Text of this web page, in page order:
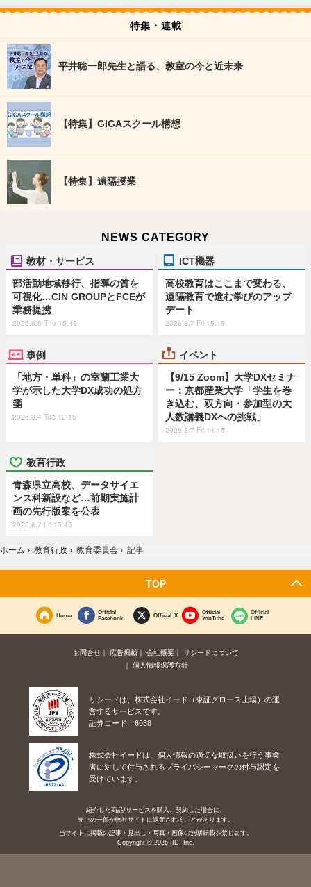
特集・連載
平井聡一郎先生と語る、教室の今と近未来
【特集】GIGAスクール構想
【特集】遠隔授業
NEWS CATEGORY
教材・サービス
部活動地域移行、指導の質を
可視化…CIN GROUPとFCEが
業務提携
2026.8.6 Thu 15:45
ICT機器
高校教育はここまで変わる、
遠隔教育で進む学びのアップ
デート
2026.8.7 Fri 15:15
事例
「地方・単科」の室蘭工業大
学が示した大学DX成功の処方
箋
2026.8.4 Tue 12:15
イベント
【9/15 Zoom】大学DXセミナ
ー：京都産業大学「学生を巻
き込む、双方向・参加型の大
人数講義DXへの挑戦」
2026.8.7 Fri 14:15
教育行政
青森県立高校、データサイエ
ンス科新設など…前期実施計
画の先行版案を公表
2026.8.7 Fri 15:45
ホーム › 教育行政 › 教育委員会 › 記事
TOP
Home
Official
Facebook
Official X
Official
YouTube
Official
LINE
お問合せ 広告掲載 会社概要
リシードについて
個人情報保護方針
リシードは、株式会社イード（東証グロース上場）の運
営するサービスです。
証券コード：6038
株式会社イードは、個人情報の適切な取扱いを行う事業
者に対して付与されるプライバシーマークの付与認定を
受けています。
紹介した商品/サービスを購入、契約した場合に、
売上の一部が弊社サイトに還元されることがあります。
当サイトに掲載の記事・見出し・写真・画像の無断転載を禁じます。
Copyright © 2026 IID, Inc.